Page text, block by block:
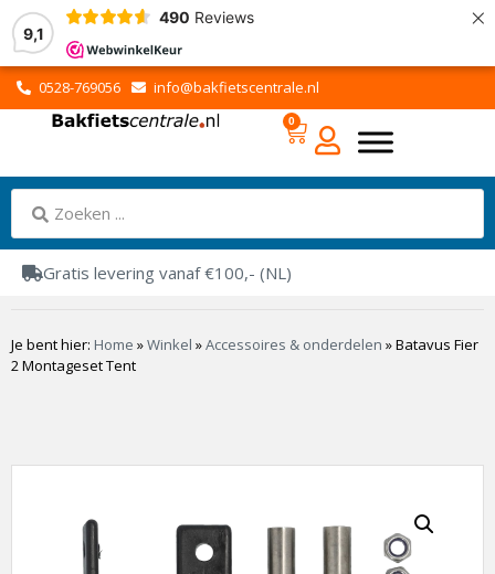
9,1
490 Reviews ×
0528-769056 info@bakfietscentrale.nl
0
Gratis levering vanaf €100,- (NL)
Je bent hier: Home »Winkel »Accessoires & onderdelen »Batavus Fier
2 Montageset Tent